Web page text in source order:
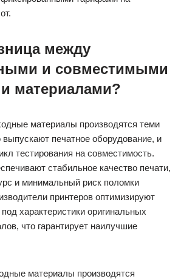
между
и совместимыми
материалами?
материалы производятся теми
печатное оборудование, и
тестирования на совместимость.
стабильное качество печати,
и минимальный риск поломки
принтеров оптимизируют
характеристики оригинальных
что гарантирует наилучшие
материалы производятся